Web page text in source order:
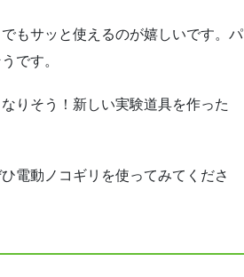
もサッと使えるのが嬉しいです。パ
です。
りそう！新しい実験道具を作った
電動ノコギリを使ってみてくださ